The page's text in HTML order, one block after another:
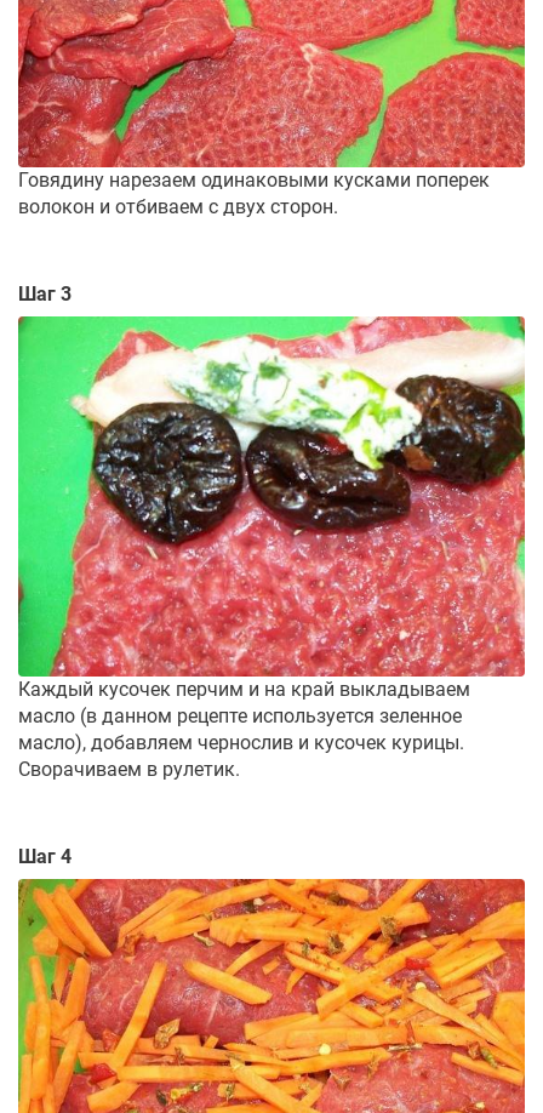
Говядину нарезаем одинаковыми кусками поперек
волокон и отбиваем с двух сторон.
Шаг 3
Каждый кусочек перчим и на край выкладываем
масло (в данном рецепте используется зеленное
масло), добавляем чернослив и кусочек курицы.
Сворачиваем в рулетик.
Шаг 4